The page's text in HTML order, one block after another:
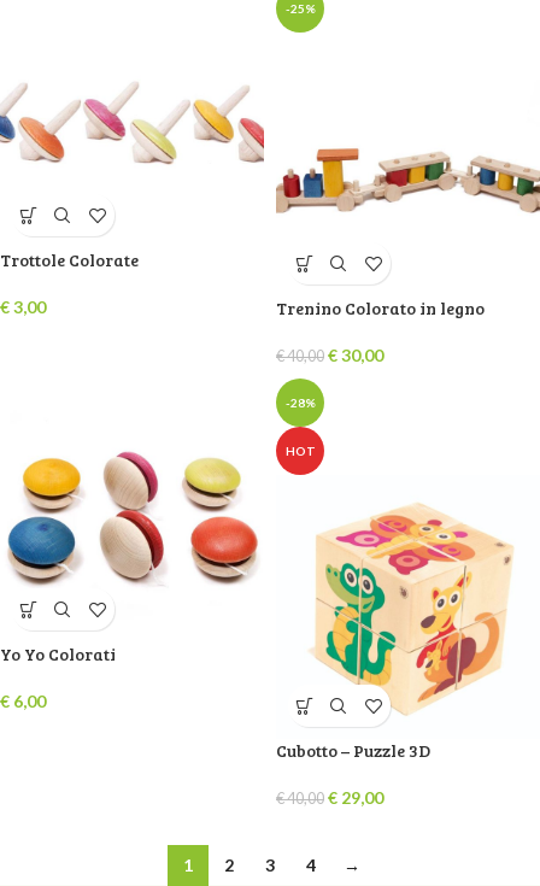
Trottole Colorate
€3,00
-25%
Trenino Colorato in legno
€40,00 €30,00
Yo Yo Colorati
€ 6,00
-28%
HOT
Cubotto – Puzzle 3D
€40,00 € 29,00
1 2 3 4 →